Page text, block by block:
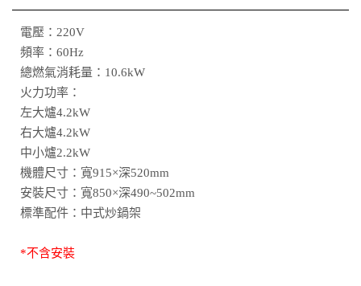
電壓：220V
頻率：60Hz
總燃氣消耗量：10.6kW
火力功率：
左大爐4.2kW
右大爐4.2kW
中小爐2.2kW
機體尺寸：寬915×深520mm
安裝尺寸：寬850×深490~502mm
標準配件：中式炒鍋架
*不含安裝